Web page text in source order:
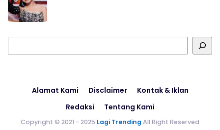
Alamat Kami Disclaimer
Kontak & Iklan
Redaksi
Tentang Kami
Copyright © 2021 - 2025 Lagi Trending All Right Reserved